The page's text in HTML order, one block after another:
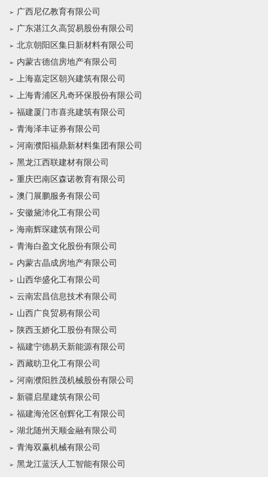
广西尼亿教育有限公司
广东湛江久高贸易股份有限公司
北京朝阳区集日新材料有限公司
内蒙古德信房地产有限公司
上海嘉定区朝兴建筑有限公司
上海青浦区凡奇环保股份有限公司
福建厦门市喜兆建筑有限公司
青海泽丰证券有限公司
河南濮阳福鼎新材料集团有限公司
黑龙江西联建材有限公司
重庆巴南区森诺教育有限公司
澳门展鹏服务有限公司
安徽黛沛化工有限公司
海南辉琛建筑有限公司
青海白盈文化股份有限公司
内蒙古晶成房地产有限公司
山西华盛化工有限公司
云南宏昌信息技术有限公司
山西广良贸易有限公司
陕西玉娇化工股份有限公司
福建宁德易天新能源有限公司
西藏昉卫化工有限公司
河南濮阳胜茂机械股份有限公司
新疆启星建筑有限公司
福建海沧区创辉化工有限公司
湖北随州天顺金融有限公司
青海双赢机械有限公司
黑龙江蓝沃人工智能有限公司